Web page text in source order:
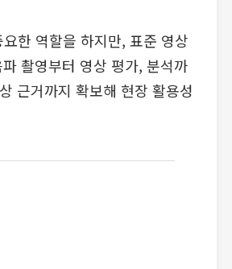
한 역할을 하지만, 표준 영상
촬영부터 영상 평가, 분석까
근거까지 확보해 현장 활용성